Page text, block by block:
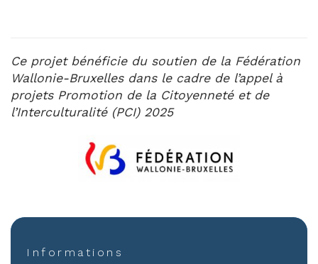
Ce projet bénéficie du soutien de la Fédération
Wallonie-Bruxelles dans le cadre de l’appel à
projets Promotion de la Citoyenneté et de
l’Interculturalité (PCI) 2025
Informations